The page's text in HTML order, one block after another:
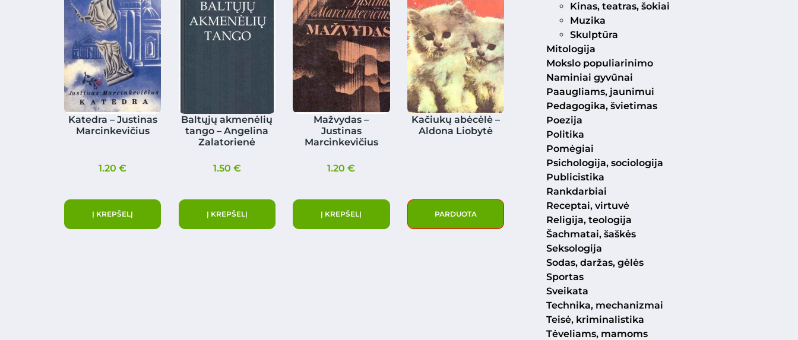
Katedra – Justinas
Marcinkevičius
1.20€
Į KREPŠELĮ
Baltųjų akmenėlių
tango – Angelina
Zalatorienė
1.50 €
Į KREPŠELĮ
Mažvydas –
Justinas
Marcinkevičius
1.20€
Į KREPŠELĮ
Kačiukų abėcėlė –
Aldona Liobytė
PARDUOTA
Kinas, teatras, šokiai
Muzika
Skulptūra
Mitologija
Mokslo populiarinimo
Naminiai gyvūnai
Paaugliams, jaunimui
Pedagogika, švietimas
Poezija
Politika
Pomėgiai
Psichologija, sociologija
Publicistika
Rankdarbiai
Receptai, virtuvė
Religija, teologija
Šachmatai, šaškės
Seksologija
Sodas, daržas, gėlės
Sportas
Sveikata
Technika, mechanizmai
Teisė, kriminalistika
Tėveliams, mamoms